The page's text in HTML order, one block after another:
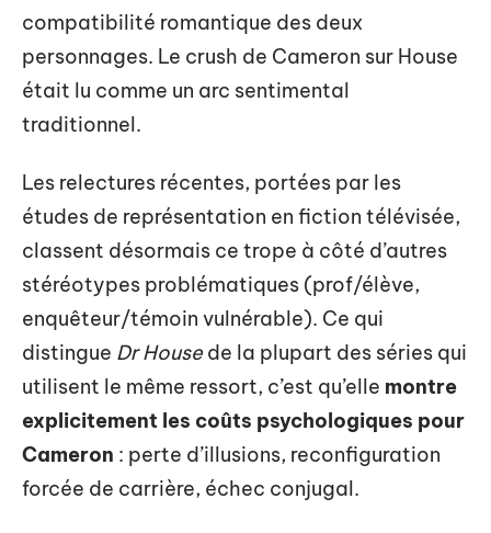
compatibilité romantique des deux
personnages. Le crush de Cameron sur House
était lu comme un arc sentimental
traditionnel.
Les relectures récentes, portées par les
études de représentation en fiction télévisée,
classent désormais ce trope à côté d’autres
stéréotypes problématiques (prof/élève,
enquêteur/témoin vulnérable). Ce qui
distingue Dr Housede la plupart des séries qui
utilisent le même ressort, c’est qu’elle montre
explicitement les coûts psychologiques pour
Cameron : perte d’illusions, reconfiguration
forcée de carrière, échec conjugal.